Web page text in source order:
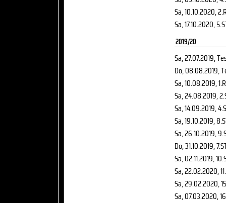
Sa, 10.10.2020,
Sa, 17.10.2020,
2019/20
Sa, 27.07.2019,
Do, 08.08.2019,
Sa, 10.08.2019, 1.R
Sa, 24.08.2019,
Sa, 14.09.2019,
Sa, 19.10.2019,
Sa, 26.10.2019,
Do, 31.10.2019,
Sa, 02.11.2019,
Sa, 22.02.2020,
Sa, 29.02.2020,
Sa, 07.03.2020,